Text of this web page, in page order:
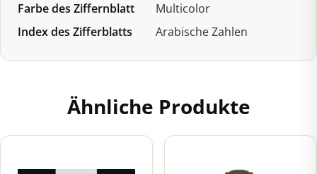
Farbe des Ziffernblatt
Multicolor
Index des Zifferblatts
Arabische Zahlen
Ähnliche Produkte